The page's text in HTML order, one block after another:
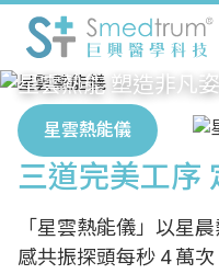
關於巨興
巨興產品
解決方案
星雲熱能儀
星雲熱能 塑造非凡
星雲熱能儀
三道完美工序
「星雲熱能儀」以星
感共振探頭每秒 4 萬